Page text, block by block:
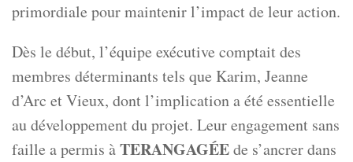
primordiale pour maintenir l’impact de leur action.
Dès le début, l’équipe exécutive comptait des
membres déterminants tels que Karim, Jeanne
d’Arc et Vieux, dont l’implication a été essentielle
au développement du projet. Leur engagement sans
faille a permis àTERANGAGÉEde s’ancrer dans